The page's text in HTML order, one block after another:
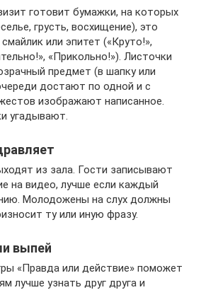
готовит бумажки, на которых
грусть, восхищение), это
или эпитет («Круто!»,
«Прикольно!»). Листочки
предмет (в шапку или
достают по одной и с
изображают написанное.
угадывают.
из зала. Гости записывают
на видео, лучше если каждый
Молодожены на слух должны
ту или иную фразу.
выпей
«Правда или действие» поможет
лучше узнать друг друга и